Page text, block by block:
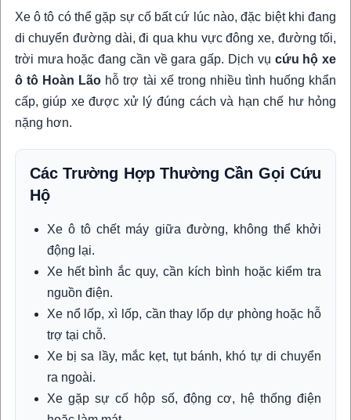
Xe ô tô có thể gặp sự cố bất cứ lúc nào, đặc biệt khi đang
di chuyển đường dài, đi qua khu vực đông xe, đường tối,
trời mưa hoặc đang cần về gara gấp. Dịch vụ cứu hộ xe
ô tô Hoàn Lão hỗ trợ tài xế trong nhiều tình huống khẩn
cấp, giúp xe được xử lý đúng cách và hạn chế hư hỏng
nặng hơn.
Các Trường Hợp Thường Cần Gọi Cứu
Hộ
Xe ô tô chết máy giữa đường, không thể khởi
động lại.
Xe hết bình ắc quy, cần kích bình hoặc kiểm tra
nguồn điện.
Xe nổ lốp, xì lốp, cần thay lốp dự phòng hoặc hỗ
trợ tại chỗ.
Xe bị sa lầy, mắc kẹt, tụt bánh, khó tự di chuyển
ra ngoài.
Xe gặp sự cố hộp số, động cơ, hệ thống điện